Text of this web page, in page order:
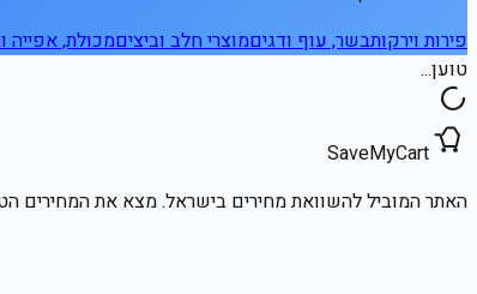
פירות וירקותבשר, עוף ודגיםמוצרי חלב וביציםמכולת, אפייה
טוען...
SaveMyCart
האתר המוביל להשוואת מחירים בישראל. מצא את המחירים